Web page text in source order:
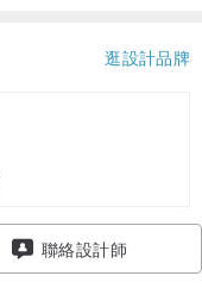
逛設計品牌
聯絡設計師